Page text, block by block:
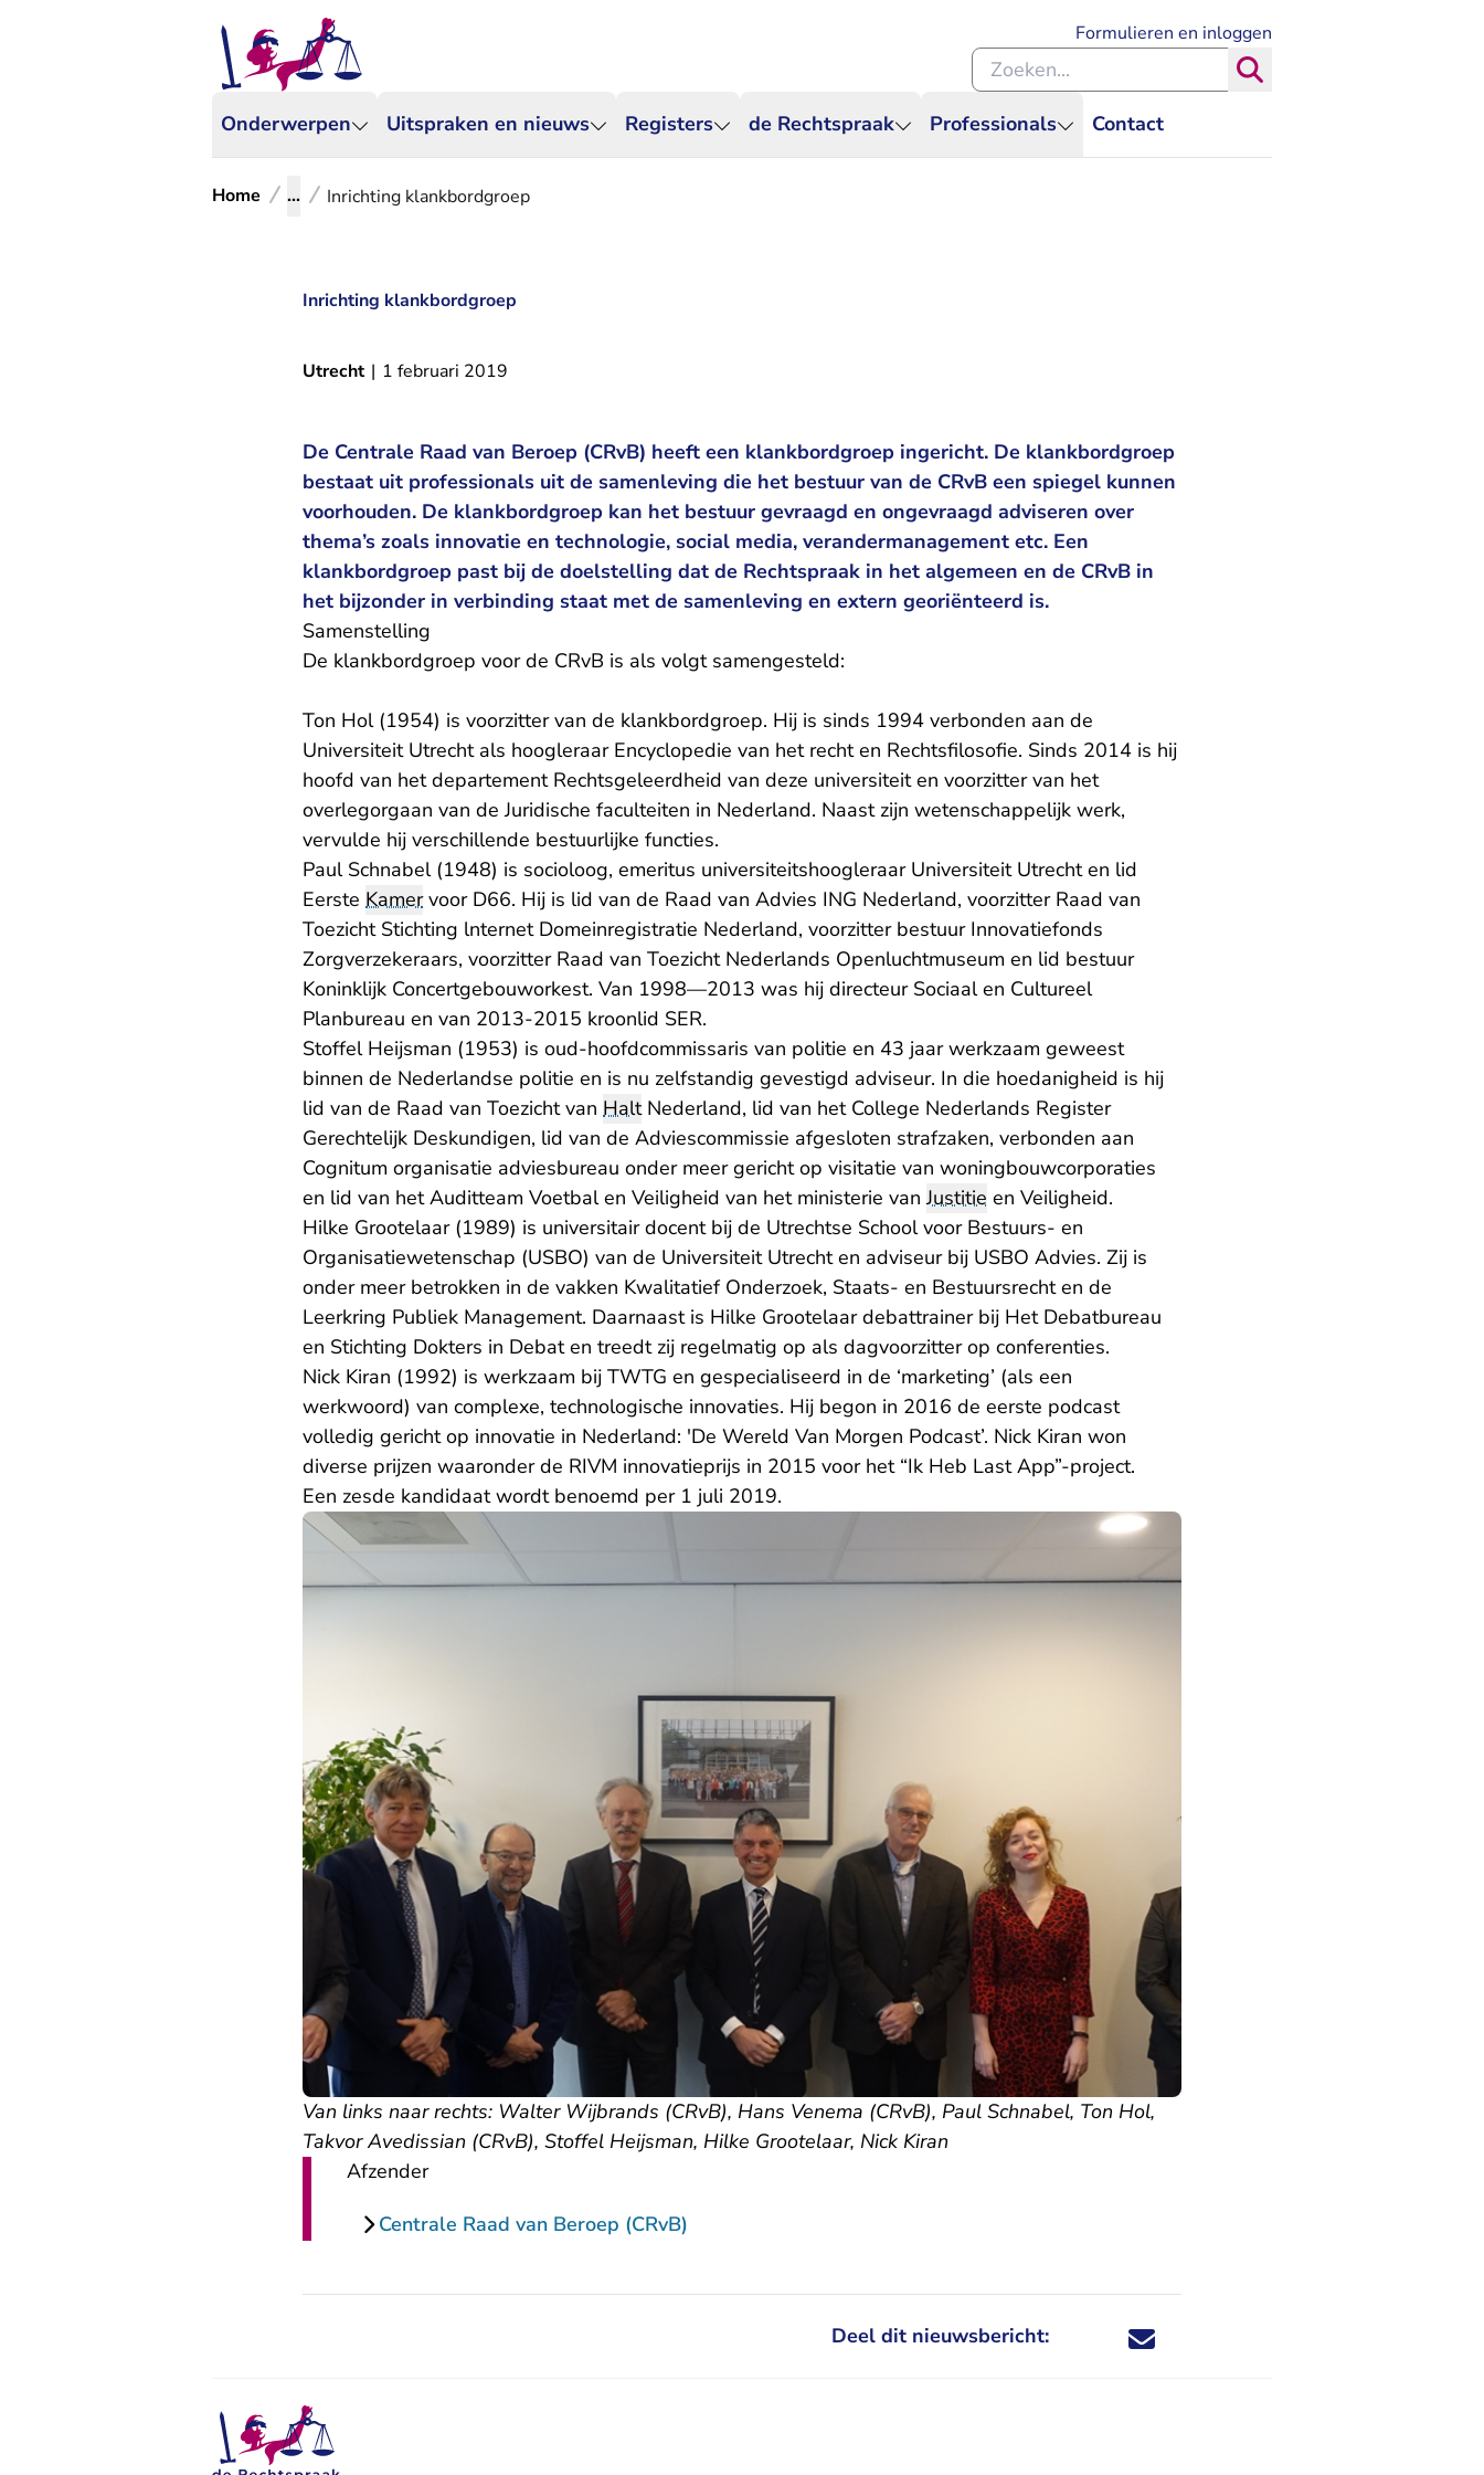
Onderwerpen Uitspraken en nieuws Registers de Rechtspraak Professionals Contact
Formulieren en inloggen
Zoeken binnen de Rechtspraak
Home ... Inrichting klankbordgroep
Inrichting klankbordgroep
Utrecht | 1 februari 2019
De Centrale Raad van Beroep (CRvB) heeft een klankbordgroep ingericht. De klankbordgroep
bestaat uit professionals uit de samenleving die het bestuur van de CRvB een spiegel kunnen
voorhouden. De klankbordgroep kan het bestuur gevraagd en ongevraagd adviseren over
thema’s zoals innovatie en technologie, social media, verandermanagement etc. Een
klankbordgroep past bij de doelstelling dat de Rechtspraak in het algemeen en de CRvB in
het bijzonder in verbinding staat met de samenleving en extern georiënteerd is.
Samenstelling
De klankbordgroep voor de CRvB is als volgt samengesteld:
Ton Hol (1954) is voorzitter van de klankbordgroep. Hij is sinds 1994 verbonden aan de
Universiteit Utrecht als hoogleraar Encyclopedie van het recht en Rechtsfilosofie. Sinds 2014 is hij
hoofd van het departement Rechtsgeleerdheid van deze universiteit en voorzitter van het
overlegorgaan van de Juridische faculteiten in Nederland. Naast zijn wetenschappelijk werk,
vervulde hij verschillende bestuurlijke functies.
Paul Schnabel (1948) is socioloog, emeritus universiteitshoogleraar Universiteit Utrecht en lid
Eerste Kamervoor D66. Hij is lid van de Raad van Advies ING Nederland, voorzitter Raad van
Toezicht Stichting lnternet Domeinregistratie Nederland, voorzitter bestuur Innovatiefonds
Zorgverzekeraars, voorzitter Raad van Toezicht Nederlands Openluchtmuseum en lid bestuur
Koninklijk Concertgebouworkest. Van 1998—2013 was hij directeur Sociaal en Cultureel
Planbureau en van 2013-2015 kroonlid SER.
Stoffel Heijsman (1953) is oud-hoofdcommissaris van politie en 43 jaar werkzaam geweest
binnen de Nederlandse politie en is nu zelfstandig gevestigd adviseur. In die hoedanigheid is hij
lid van de Raad van Toezicht van HaltNederland, lid van het College Nederlands Register
Gerechtelijk Deskundigen, lid van de Adviescommissie afgesloten strafzaken, verbonden aan
Cognitum organisatie adviesbureau onder meer gericht op visitatie van woningbouwcorporaties
en lid van het Auditteam Voetbal en Veiligheid van het ministerie vanJustitie en Veiligheid.
Hilke Grootelaar (1989) is universitair docent bij de Utrechtse School voor Bestuurs- en
Organisatiewetenschap (USBO) van de Universiteit Utrecht en adviseur bij USBO Advies. Zij is
onder meer betrokken in de vakken Kwalitatief Onderzoek, Staats- en Bestuursrecht en de
Leerkring Publiek Management. Daarnaast is Hilke Grootelaar debattrainer bij Het Debatbureau
en Stichting Dokters in Debat en treedt zij regelmatig op als dagvoorzitter op conferenties.
Nick Kiran (1992) is werkzaam bij TWTG en gespecialiseerd in de ‘marketing’ (als een
werkwoord) van complexe, technologische innovaties. Hij begon in 2016 de eerste podcast
volledig gericht op innovatie in Nederland: 'De Wereld Van Morgen Podcast’. Nick Kiran won
diverse prijzen waaronder de RIVM innovatieprijs in 2015 voor het “Ik Heb Last App”-project.
Een zesde kandidaat wordt benoemd per 1 juli 2019.
Van links naar rechts: Walter Wijbrands (CRvB), Hans Venema (CRvB), Paul Schnabel, Ton Hol,
Takvor Avedissian (CRvB), Stoffel Heijsman, Hilke Grootelaar, Nick Kiran
Afzender
Centrale Raad van Beroep (CRvB)
Deel dit nieuwsbericht: Deel dit nieuwsbericht via X - U verlaat
Deel dit nieuwsbericht via Facebook - U
Deel dit nieuwsbericht via e-mail
Deel dit nieuwsbericht via LinkedIn - U